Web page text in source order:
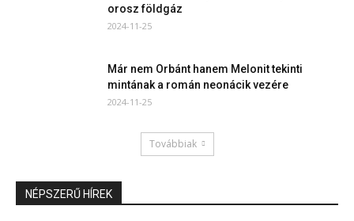
orosz földgáz
2024-11-25
Már nem Orbánt hanem Melonit tekinti
mintának a román neonácik vezére
2024-11-25
Továbbiak
NÉPSZERŰ HÍREK